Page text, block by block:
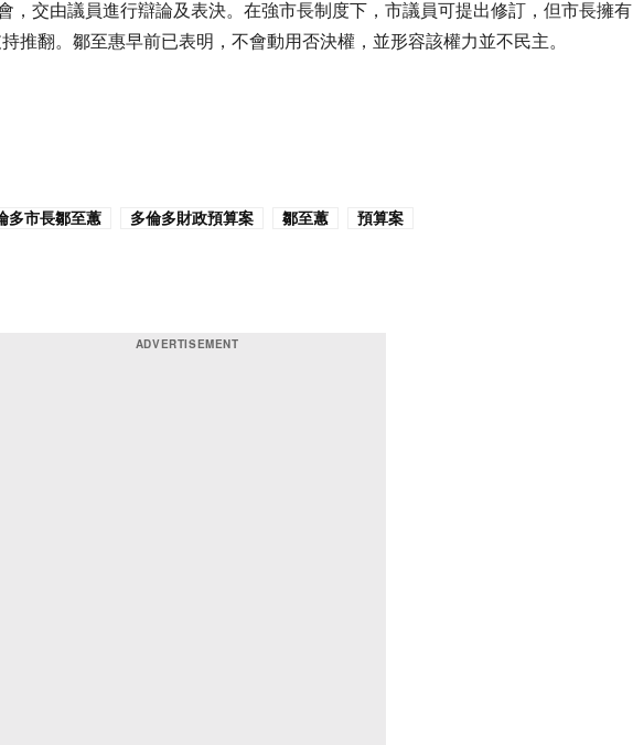
，交由議員進行辯論及表決。在強市長制度下，市議員可提出修訂，但市長擁有
推翻。鄒至惠早前已表明，不會動用否決權，並形容該權力並不民主。
多市長鄒至蕙 多倫多財政預算案 鄒至蕙 預算案